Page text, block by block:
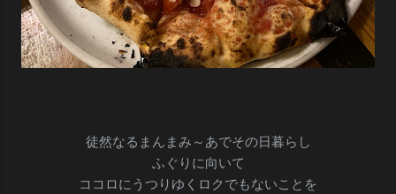
徒然なるまんまみ～あでその日暮らし
ふぐりに向いて
ココロにうつりゆくロクでもないことを